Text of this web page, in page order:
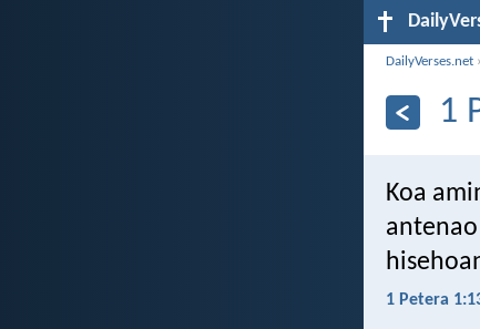
DailyVerses.net ›
1
Koa
1 Petera